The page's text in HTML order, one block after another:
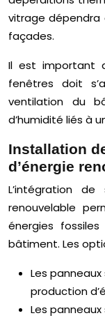
vitrage dépendra
façades.
Il est important
fenêtres doit
ventilation du
d’humidité liés à
Installation
d’énergie
L’intégration
renouvelable
énergies
bâtiment. Les
Les
production
Les